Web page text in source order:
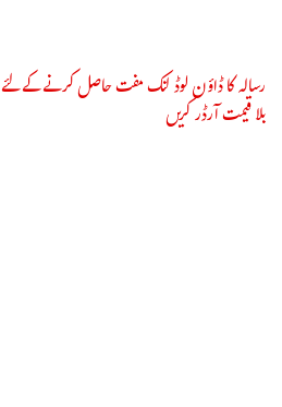
رسالہ کا ڈاؤن لوڈ لنک مفت حاصل کرنے کے لئے
بلا قیمت آرڈر کریں